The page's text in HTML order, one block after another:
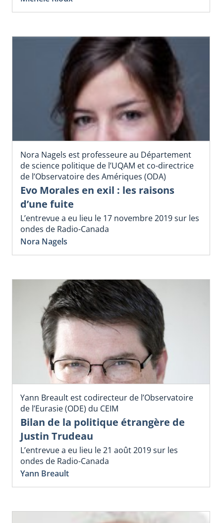
Nora Nagels est professeure au Département
de science politique de l’UQAM et co-directrice
de l’Observatoire des Amériques (ODA)
Evo Morales en exil : les raisons
d’une fuite
L’entrevue a eu lieu le 17 novembre 2019 sur les
ondes de Radio-Canada
Nora Nagels
Yann Breault est codirecteur de l’Observatoire
de l’Eurasie (ODE) du CEIM
Bilan de la politique étrangère de
Justin Trudeau
L’entrevue a eu lieu le 21 août 2019 sur les
ondes de Radio-Canada
Yann Breault